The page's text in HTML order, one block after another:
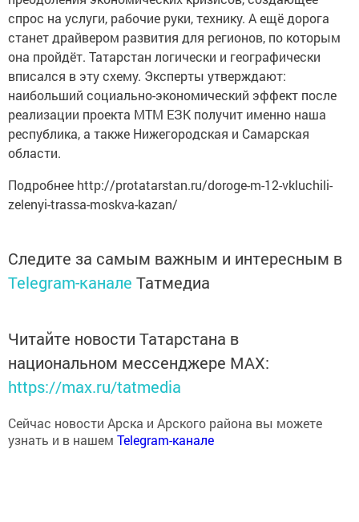
спрос на услуги, рабочие руки, технику. А ещё дорога
станет драйвером развития для регионов, по которым
она пройдёт. Татарстан логически и географически
вписался в эту схему. Эксперты утверждают:
наибольший социально-экономический эффект после
реализации проекта МТМ ЕЗК получит именно наша
республика, а также Нижегородская и Самарская
области.
zelenyi-trassa-moskva-kazan/
Telegram-каналеТатмедиа
Читайте новости Татарстана в
национальном мессенджере MАХ:
https://max.ru/tatmedia
узнать и в нашемTelegram-канале